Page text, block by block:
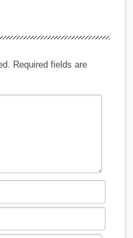
Required fields are